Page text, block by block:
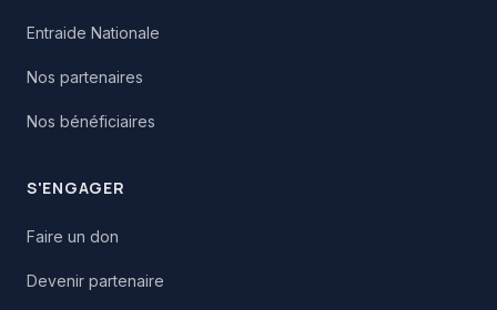
Entraide Nationale
Nos partenaires
Nos bénéficiaires
S'ENGAGER
Faire un don
Devenir partenaire